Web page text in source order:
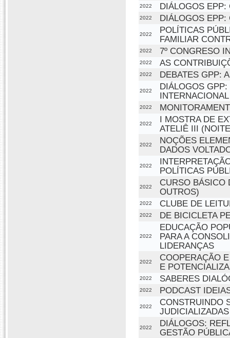
2022 DIÁLOGOS EPP:
2022 DIÁLOGOS
2022
POLÍTICAS
FAMILIAR
2022 7º CONGRESO
2022 AS
2022 DEBATES GPP:
2022
DIÁLOGOS
2022
2022
I MOSTRA DE
ATELIÊ III
2022
NOÇÕES
DADOS
2022
POLÍTICAS
2022
CURSO BÁSICO
OUTROS)
2022 CLUBE DE
2022 DE BICICLETA
2022
EDUCAÇÃO
PARA A
LIDERANÇAS
2022
COOPERAÇÃO
E
2022 SABERES
2022 PODCAST
2022
CONSTRUINDO
JUDICIALIZADAS
2022
DIÁLOGOS:
GESTÃO